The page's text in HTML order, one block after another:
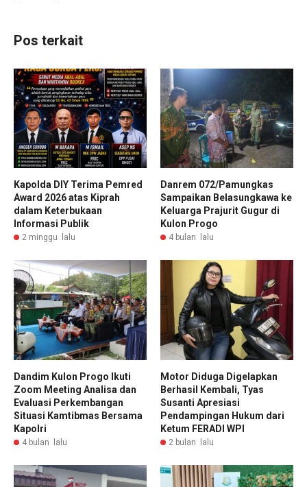
Pos terkait
Kapolda DIY Terima Pemred
Award 2026 atas Kiprah
dalam Keterbukaan
Informasi Publik
2 minggu lalu
Danrem 072/Pamungkas
Sampaikan Belasungkawa ke
Keluarga Prajurit Gugur di
Kulon Progo
4 bulan lalu
Dandim Kulon Progo Ikuti
Zoom Meeting Analisa dan
Evaluasi Perkembangan
Situasi Kamtibmas Bersama
Kapolri
4 bulan lalu
Motor Diduga Digelapkan
Berhasil Kembali, Tyas
Susanti Apresiasi
Pendampingan Hukum dari
Ketum FERADI WPI
2 bulan lalu